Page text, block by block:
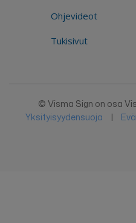
Ohjevideot
Tukisivut
© Visma Sign on osa
Yksityisyydensuoja
|